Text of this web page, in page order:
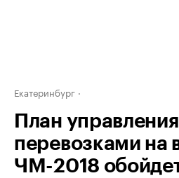
Екатеринбург
План управления
перевозками на
ЧМ-2018